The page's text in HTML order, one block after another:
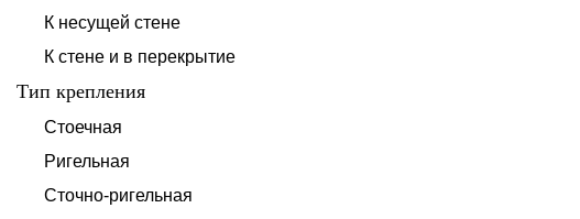
К несущей стене
К стене и в перекрытие
Тип крепления
Стоечная
Ригельная
Сточно-ригельная